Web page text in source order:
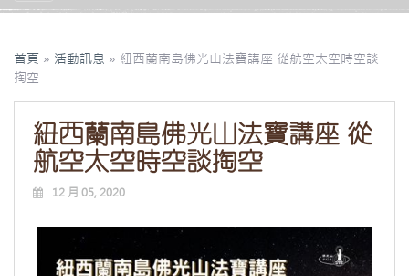
首頁 » 活動訊息 » 紐西蘭南島佛光山法寶講座 從航空太空時空談
掏空
紐西蘭南島佛光山法寶講座 從
航空太空時空談掏空
12 月 05, 2020